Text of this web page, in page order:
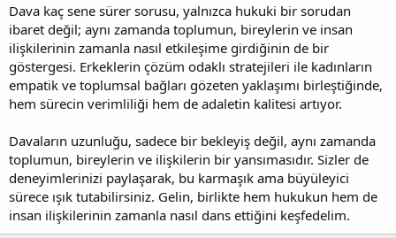
Dava kaç sene sürer sorusu, yalnızca hukuki bir sorudan
ibaret değil; aynı zamanda toplumun, bireylerin ve insan
ilişkilerinin zamanla nasıl etkileşime girdiğinin de bir
göstergesi. Erkeklerin çözüm odaklı stratejileri ile kadınların
empatik ve toplumsal bağları gözeten yaklaşımı birleştiğinde,
hem sürecin verimliliği hem de adaletin kalitesi artıyor.
Davaların uzunluğu, sadece bir bekleyiş değil, aynı zamanda
toplumun, bireylerin ve ilişkilerin bir yansımasıdır. Sizler de
deneyimlerinizi paylaşarak, bu karmaşık ama büyüleyici
sürece ışık tutabilirsiniz. Gelin, birlikte hem hukukun hem de
insan ilişkilerinin zamanla nasıl dans ettiğini keşfedelim.